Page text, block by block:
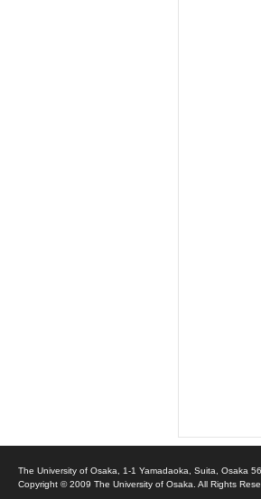
The University of Osaka, 1-1 Yamadaoka, Suita, Osaka
Copyright © 2009 The University of Osaka. All Rights